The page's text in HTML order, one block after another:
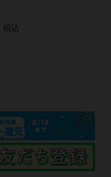
税込